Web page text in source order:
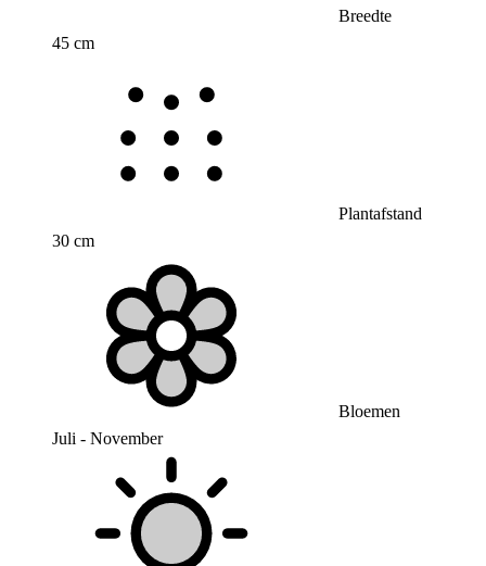
Breedte
45 cm
Plantafstand
30 cm
Bloemen
Juli - November